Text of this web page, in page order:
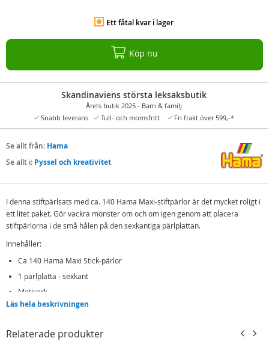
Ett fåtal kvar i lager
Köp nu
Skandinaviens största leksaksbutik
Årets butik 2025 - Barn & familj
Snabb leverans
Tull- och momsfritt Fri frakt över 599,-*
Se allt från: Hama
Se allt i: Pyssel och kreativitet
I denna stiftpärlsats med ca. 140 Hama Maxi-stiftpärlor är det mycket roligt i
ett litet paket. Gör vackra mönster om och om igen genom att placera
stiftpärlorna i de små hålen på den sexkantiga pärlplattan.
Innehåller:
Ca 140 Hama Maxi Stick-pärlor
1 pärlplatta - sexkant
Motivark
Rek ålder: från 3 år
Läs hela beskrivningen
Relaterade produkter